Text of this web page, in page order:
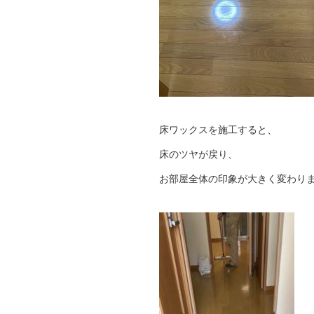
床ワックスを施工すると、
床のツヤが戻り、
お部屋全体の印象が大きく変わり